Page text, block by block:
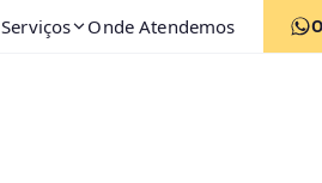
Serviços Onde Atendemos